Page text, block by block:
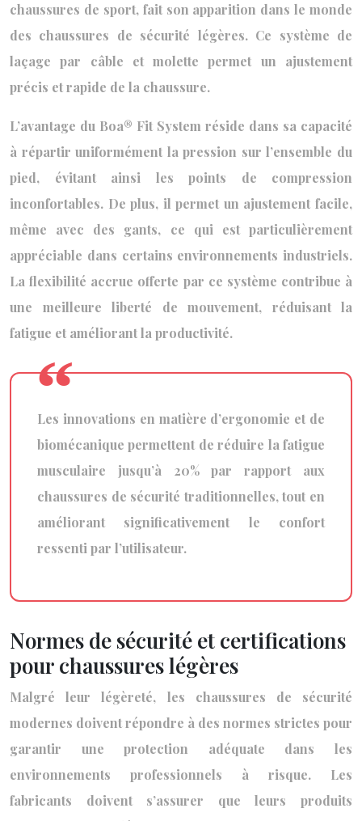
chaussures de sport, fait son apparition dans le monde
des chaussures de sécurité légères. Ce système de
laçage par câble et molette permet un ajustement
précis et rapide de la chaussure.
L’avantage du Boa® Fit System réside dans sa capacité
à répartir uniformément la pression sur l’ensemble du
pied, évitant ainsi les points de compression
inconfortables. De plus, il permet un ajustement facile,
même avec des gants, ce qui est particulièrement
appréciable dans certains environnements industriels.
La flexibilité accrue offerte par ce système contribue à
une meilleure liberté de mouvement, réduisant la
fatigue et améliorant la productivité.
Les innovations en matière d’ergonomie et de
biomécanique permettent de réduire la fatigue
musculaire jusqu’à 20% par rapport aux
chaussures de sécurité traditionnelles, tout en
améliorant significativement le confort
ressenti par l’utilisateur.
Normes de sécurité et certifications
pour chaussures légères
Malgré leur légèreté, les chaussures de sécurité
modernes doivent répondre à des normes strictes pour
garantir une protection adéquate dans les
environnements professionnels à risque. Les
fabricants doivent s’assurer que leurs produits